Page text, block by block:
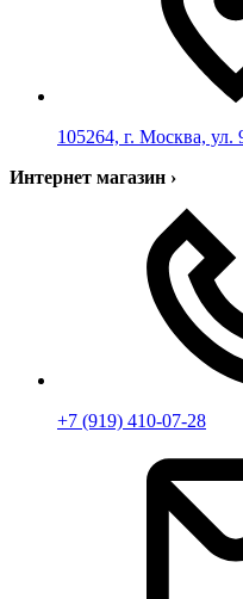
105264, г. Москва, ул.
Интернет магазин ›
+7 (919) 410-07-28